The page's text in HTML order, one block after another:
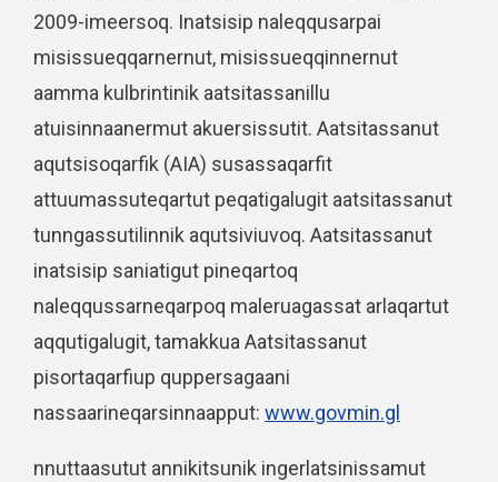
2009-imeersoq. Inatsisip naleqqusarpai
misissueqqarnernut, misissueqqinnernut
aamma kulbrintinik aatsitassanillu
atuisinnaanermut akuersissutit. Aatsitassanut
aqutsisoqarfik (AIA) susassaqarfit
attuumassuteqartut peqatigalugit aatsitassanut
tunngassutilinnik aqutsiviuvoq. Aatsitassanut
inatsisip saniatigut pineqartoq
naleqqussarneqarpoq maleruagassat arlaqartut
aqqutigalugit, tamakkua Aatsitassanut
pisortaqarfiup quppersagaani
nassaarineqarsinnaapput: www.govmin.gl
nnuttaasutut annikitsunik ingerlatsinissamut